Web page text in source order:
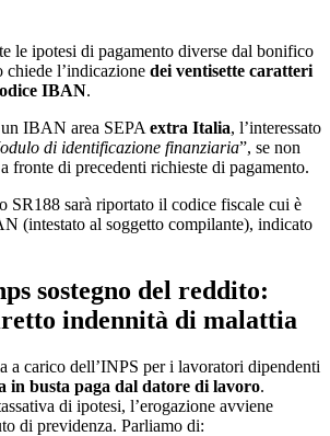
le ipotesi di pagamento diverse dal bonifico
l’indicazione dei ventisette caratteri
IBAN.
IBAN area SEPA extra Italia, l’interessato
di identificazione finanziaria”, se non
fronte di precedenti richieste di pagamento.
SR188 sarà riportato il codice fiscale cui è
(intestato al soggetto compilante), indicato
sostegno del reddito:
indennità di malattia
a carico dell’INPS per i lavoratori dipendenti
in busta paga dal datore di lavoro.
di ipotesi, l’erogazione avviene
di previdenza. Parliamo di: